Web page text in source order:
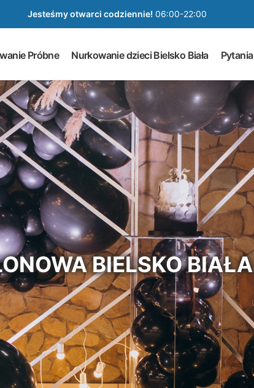
Jesteśmy otwarci codziennie! 06:00-22:00
Próbne Nurkowanie dzieci Bielsko Biała Pytania
BIELSKO BIAŁA